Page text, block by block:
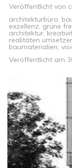
Veröffentlicht von
architekturbüro,
exzellenz, grüne
architektur,
realitäten
baumaterialien,
Veröffentlicht am